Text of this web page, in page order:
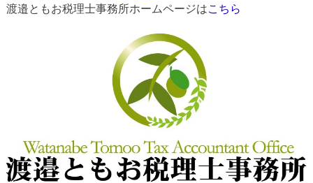
渡邉ともお税理士事務所ホームページは こちら